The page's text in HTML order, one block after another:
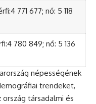
771 677; nő: 5 118
780 849; nő: 5 136
népességének
trendeket,
társadalmi és